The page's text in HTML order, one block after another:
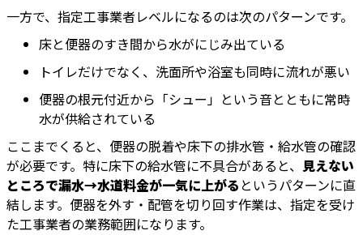
一方で、指定工事業者レベルになるのは次のパターンです。
床と便器のすき間から水がにじみ出ている
トイレだけでなく、洗面所や浴室も同時に流れが悪い
便器の根元付近から「シュー」という音とともに常時
水が供給されている
ここまでくると、便器の脱着や床下の排水管・給水管の確認
が必要です。特に床下の給水管に不具合があると、 見えない
ところで漏水→水道料金が一気に上がる というパターンに直
結します。便器を外す・配管を切り回す作業は、指定を受け
た工事業者の業務範囲になります。